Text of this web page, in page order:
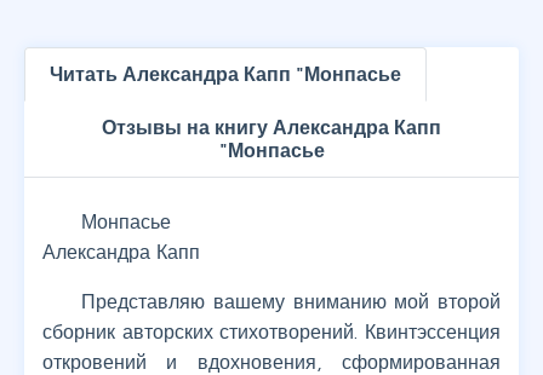
Читать Александра Капп "Монпасье
Отзывы на книгу Александра Капп
"Монпасье
Монпасье
Александра Капп
Представляю вашему вниманию мой второй
сборник авторских стихотворений. Квинтэссенция
откровений и вдохновения, сформированная